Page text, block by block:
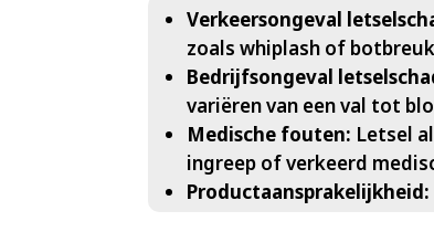
Verkeersongeval
zoals whiplash of
Bedrijfsongeval
variëren van een val tot
Medische fouten: Letsel
ingreep of verkeerd
Productaansprakelijkheid: